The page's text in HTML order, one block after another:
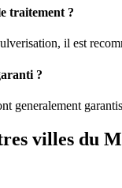
traitement ?
il est
?
generalement
villes du